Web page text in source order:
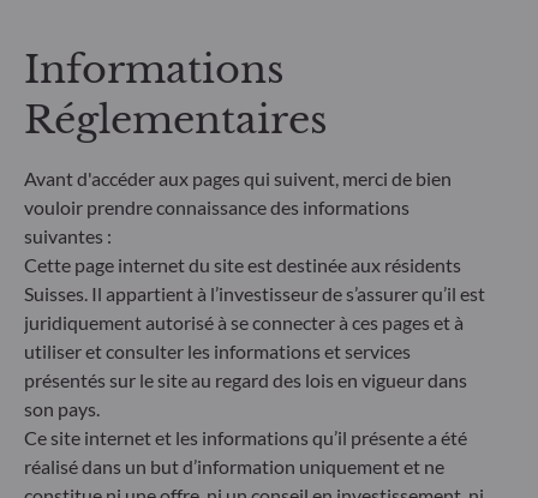
ODDO BHF Asset Management SAS*
12 boulevard de la Madeleine
75440 Paris Cedex 09
France
Informations
Réglementaires
Avant d'accéder aux pages qui suivent, merci de bien
vouloir prendre connaissance des informations
suivantes :
Cette page internet du site est destinée aux résidents
Suisses. Il appartient à l’investisseur de s’assurer qu’il est
juridiquement autorisé à se connecter à ces pages et à
utiliser et consulter les informations et services
présentés sur le site au regard des lois en vigueur dans
son pays.
Ce site internet et les informations qu’il présente a été
réalisé dans un but d’information uniquement et ne